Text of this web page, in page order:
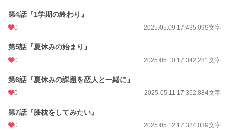
第4話『1学期の終わり』
0 2025.05.09 17:435,099文字
第5話『夏休みの始まり』
0 2025.05.10 17:342,281文字
第6話『夏休みの課題を恋人と一緒に』
0 2025.05.11 17:352,884文字
第7話『膝枕をしてみたい』
0 2025.05.12 17:324,039文字